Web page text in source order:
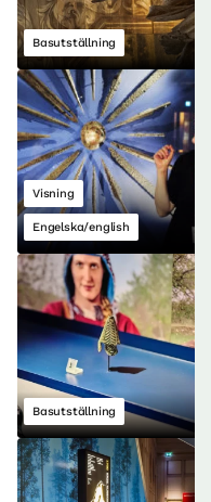
Basutställning
Visning
Engelska/english
Basutställning